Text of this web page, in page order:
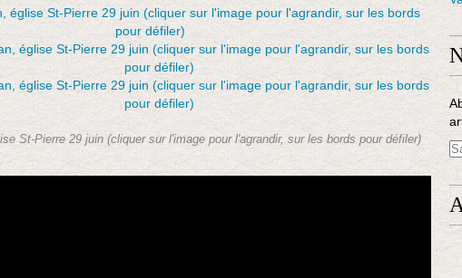
St-Pierre 29 juin (cliquer sur l'image pour l'agrandir, sur les bords pour défiler)